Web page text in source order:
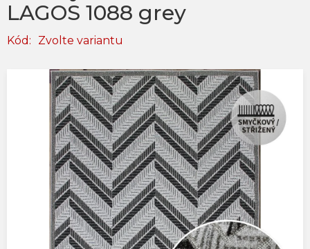
LAGOS 1088 grey
Kód: Zvolte variantu